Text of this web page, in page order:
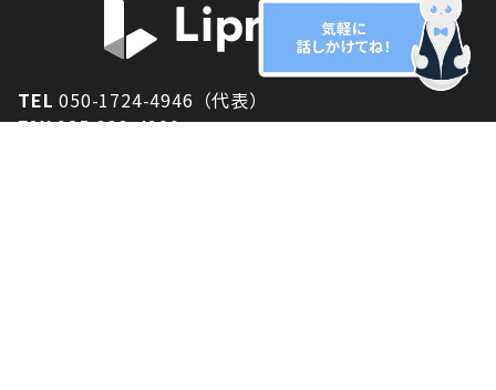
TEL050-1724-4946（代表）
FAX025-333-4900